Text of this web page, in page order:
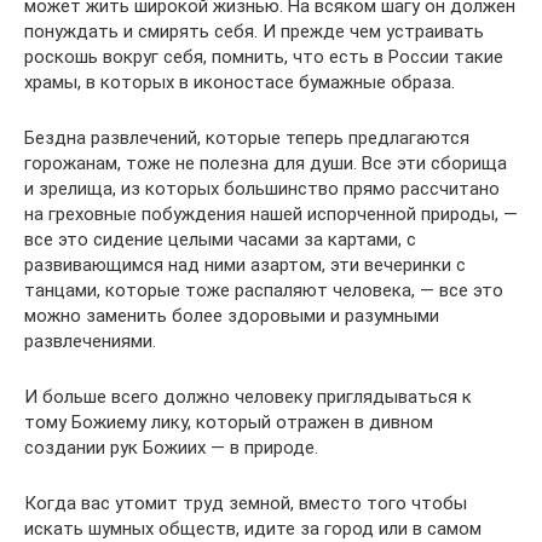
может жить широкой жизнью. На всяком шагу он должен
понуждать и смирять себя. И прежде чем устраивать
роскошь вокруг себя, помнить, что есть в России такие
храмы, в которых в иконостасе бумажные образа.
Бездна развлечений, которые теперь предлагаются
горожанам, тоже не полезна для души. Все эти сборища
и зрелища, из которых большинство прямо рассчитано
на греховные побуждения нашей испорченной природы, —
все это сидение целыми часами за картами, с
развивающимся над ними азартом, эти вечеринки с
танцами, которые тоже распаляют человека, — все это
можно заменить более здоровыми и разумными
развлечениями.
И больше всего должно человеку приглядываться к
тому Божиему лику, который отражен в дивном
создании рук Божиих — в природе.
Когда вас утомит труд земной, вместо того чтобы
искать шумных обществ, идите за город или в самом